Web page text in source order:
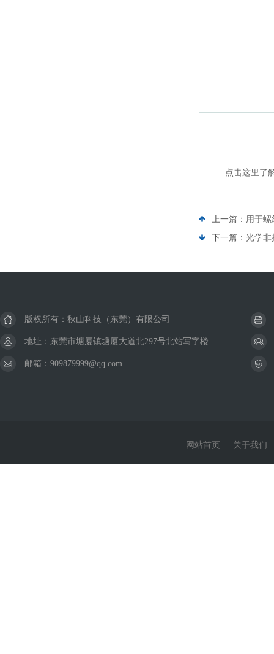
点击这里了
上一篇： 用于螺
下一篇： 光学非
版权所有：秋山科技（东莞）有限公司
地址：东莞市塘厦镇塘厦大道北297号北站写字楼
邮箱：909879999@qq.com
网站首页 关于我们